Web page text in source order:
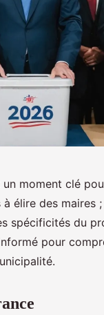
moment clé
élire des maires
spécificités du
pour